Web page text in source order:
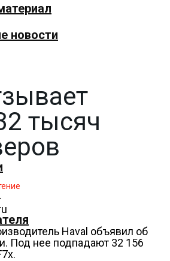
новости
тысяч
Haval объявил об
Под нее подпадают 32 156